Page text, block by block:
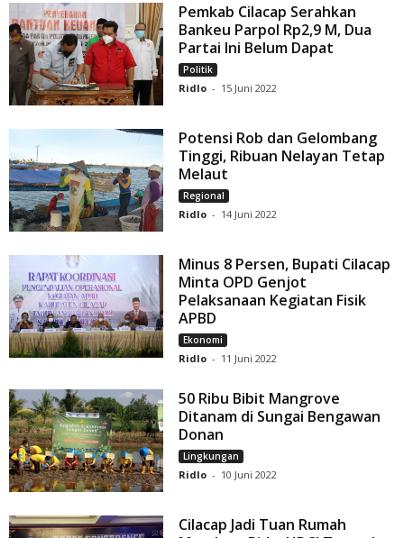
Pemkab Cilacap Serahkan
Bankeu Parpol Rp2,9 M, Dua
Partai Ini Belum Dapat
Politik
Ridlo - 15 Juni 2022
Potensi Rob dan Gelombang
Tinggi, Ribuan Nelayan Tetap
Melaut
Regional
Ridlo - 14 Juni 2022
Minus 8 Persen, Bupati Cilacap
Minta OPD Genjot
Pelaksanaan Kegiatan Fisik
APBD
Ekonomi
Ridlo - 11 Juni 2022
50 Ribu Bibit Mangrove
Ditanam di Sungai Bengawan
Donan
Lingkungan
Ridlo - 10 Juni 2022
Cilacap Jadi Tuan Rumah